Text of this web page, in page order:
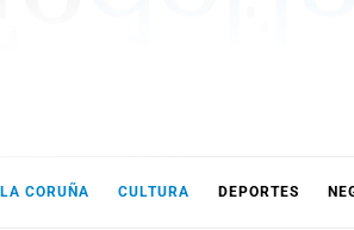
LA CORUÑA CULTURA DEPORTES